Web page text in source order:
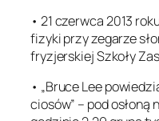
• 21 czerwca 2013
fizyki przy zegarze
fryzjerskiej Szkoły
• „Bruce Lee
ciosów” – pod osłoną